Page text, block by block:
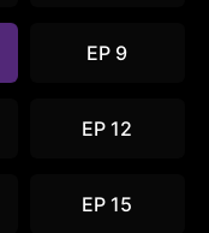
EP 9
EP 12
EP 15